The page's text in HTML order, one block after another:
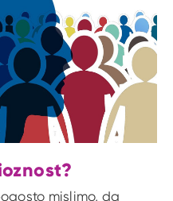
mislimo, da